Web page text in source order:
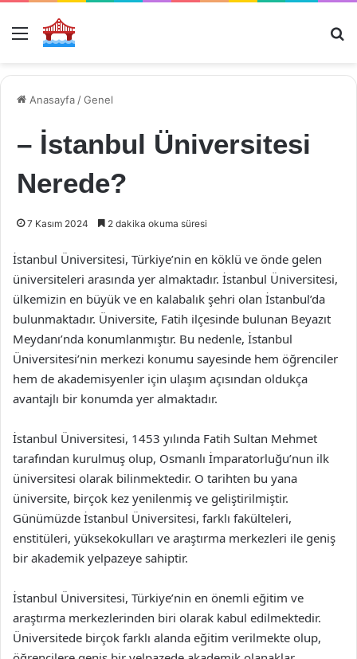
Menü
Anasayfa /Genel
– İstanbul Üniversitesi
Nerede?
7 Kasım 2024 2 dakika okuma süresi
İstanbul Üniversitesi, Türkiye’nin en köklü ve önde gelen
üniversiteleri arasında yer almaktadır. İstanbul Üniversitesi,
ülkemizin en büyük ve en kalabalık şehri olan İstanbul’da
bulunmaktadır. Üniversite, Fatih ilçesinde bulunan Beyazıt
Meydanı’nda konumlanmıştır. Bu nedenle, İstanbul
Üniversitesi’nin merkezi konumu sayesinde hem öğrenciler
hem de akademisyenler için ulaşım açısından oldukça
avantajlı bir konumda yer almaktadır.
İstanbul Üniversitesi, 1453 yılında Fatih Sultan Mehmet
tarafından kurulmuş olup, Osmanlı İmparatorluğu’nun ilk
üniversitesi olarak bilinmektedir. O tarihten bu yana
üniversite, birçok kez yenilenmiş ve geliştirilmiştir.
Günümüzde İstanbul Üniversitesi, farklı fakülteleri,
enstitüleri, yüksekokulları ve araştırma merkezleri ile geniş
bir akademik yelpazeye sahiptir.
İstanbul Üniversitesi, Türkiye’nin en önemli eğitim ve
araştırma merkezlerinden biri olarak kabul edilmektedir.
Üniversitede birçok farklı alanda eğitim verilmekte olup,